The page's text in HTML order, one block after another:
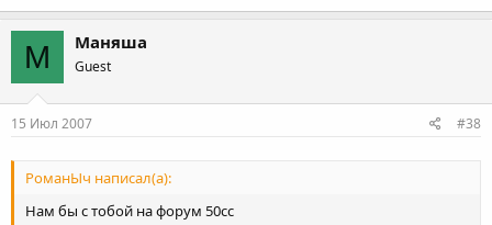
М Маняша
Guest
15 Июл 2007 #38
РоманЫч написал(а):
Нам бы с тобой на форум 50сс